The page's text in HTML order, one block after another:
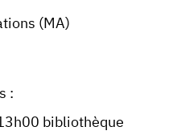
(MA)
:
bibliothèque